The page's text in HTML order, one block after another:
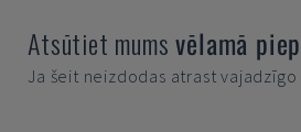
Atsūtiet mumsvēlamā
Ja šeit neizdodas atrast